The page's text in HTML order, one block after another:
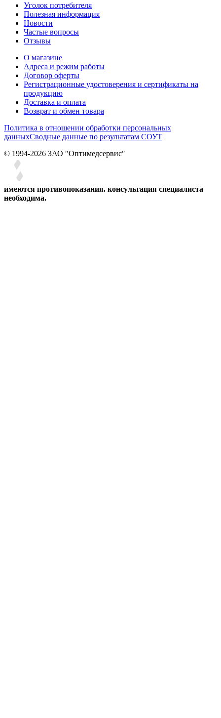
Уголок потребителя
Полезная информация
Новости
Частые вопросы
Отзывы
О магазине
Адреса и режим работы
Договор оферты
Регистрационные удостоверения и сертификаты на
продукцию
Доставка и оплата
Возврат и обмен товара
Политика в отношении обработки персональных
данныхСводные данные по результатам СОУТ
© 1994-2026 ЗАО ″Оптимедсервис″
имеются противопоказания. консультация специалиста
необходима.